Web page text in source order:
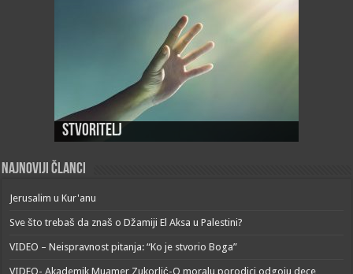
Stvoritelj
Najnoviji članci
Jerusalim u Kur'anu
Sve što trebaš da znaš o Džamiji El Aksa u Palestini?
VIDEO – Neispravnost pitanja: “Ko je stvorio Boga”
VIDEO- Akademik Muamer Zukorlić-O moralu,porodici,odgoju dece